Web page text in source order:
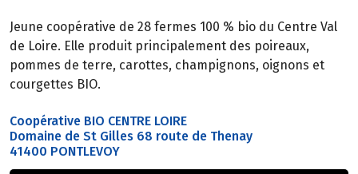
Jeune coopérative de 28 fermes 100 % bio du Centre Val
de Loire. Elle produit principalement des poireaux,
pommes de terre, carottes, champignons, oignons et
courgettes BIO.
Coopérative BIO CENTRE LOIRE
Domaine de St Gilles 68 route de Thenay
41400 PONTLEVOY